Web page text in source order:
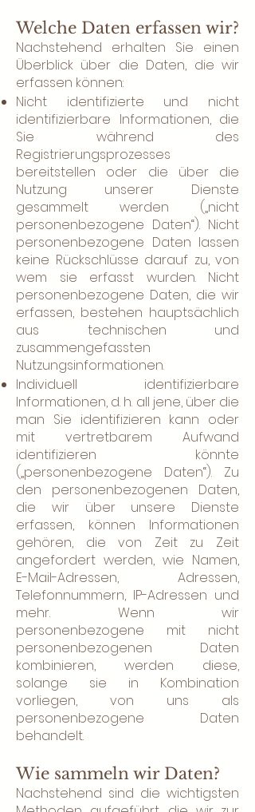
Welche Daten erfassen wir?
Nachstehend erhalten Sie einen
Überblick über die Daten, die wir
erfassen können:
Nicht identifizierte und nicht
identifizierbare Informationen, die
Sie während des
Registrierungsprozesses
bereitstellen oder die über die
Nutzung unserer Dienste
gesammelt werden („nicht
personenbezogene Daten“). Nicht
personenbezogene Daten lassen
keine Rückschlüsse darauf zu, von
wem sie erfasst wurden. Nicht
personenbezogene Daten, die wir
erfassen, bestehen hauptsächlich
aus technischen und
zusammengefassten
Nutzungsinformationen.
Individuell identifizierbare
Informationen, d. h. all jene, über die
man Sie identifizieren kann oder
mit vertretbarem Aufwand
identifizieren könnte
(„personenbezogene Daten“). Zu
den personenbezogenen Daten,
die wir über unsere Dienste
erfassen, können Informationen
gehören, die von Zeit zu Zeit
angefordert werden, wie Namen,
E-Mail-Adressen, Adressen,
Telefonnummern, IP-Adressen und
mehr. Wenn wir
personenbezogene mit nicht
personenbezogenen Daten
kombinieren, werden diese,
solange sie in Kombination
vorliegen, von uns als
personenbezogene Daten
behandelt.
Wie sammeln wir Daten?
Nachstehend sind die wichtigsten